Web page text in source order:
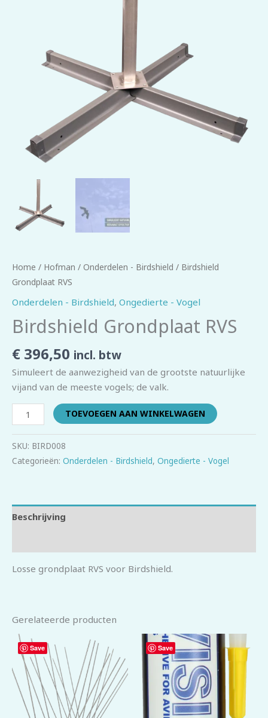
Home / Hofman / Onderdelen - Birdshield / Birdshield
Grondplaat RVS
Onderdelen - Birdshield, Ongedierte - Vogel
Birdshield Grondplaat RVS
€ 396,50 incl. btw
Simuleert de aanwezigheid van de grootste natuurlijke
vijand van de meeste vogels; de valk.
TOEVOEGEN AAN WINKELWAGEN
SKU: BIRD008
Categorieën: Onderdelen - Birdshield, Ongedierte - Vogel
Beschrijving
Losse grondplaat RVS voor Birdshield.
Gerelateerde producten
Save Save